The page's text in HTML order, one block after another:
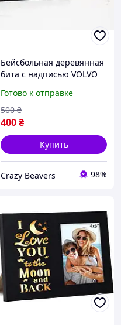
Бейсбольная деревянная
бита с надписью VOLVO
Готово к отправке
400₴
500 ₴
Купить
Crazy Beavers 98%